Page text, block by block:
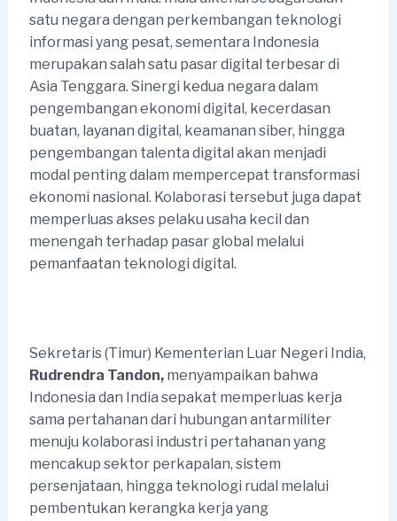
satu negara dengan perkembangan teknologi
informasi yang pesat, sementara Indonesia
merupakan salah satu pasar digital terbesar di
Asia Tenggara. Sinergi kedua negara dalam
pengembangan ekonomi digital, kecerdasan
buatan, layanan digital, keamanan siber, hingga
pengembangan talenta digital akan menjadi
modal penting dalam mempercepat transformasi
ekonomi nasional. Kolaborasi tersebut juga dapat
memperluas akses pelaku usaha kecil dan
menengah terhadap pasar global melalui
pemanfaatan teknologi digital.
Sekretaris (Timur) Kementerian Luar Negeri India,
Rudrendra Tandon,menyampaikan bahwa
Indonesia dan India sepakat memperluas kerja
sama pertahanan dari hubungan antarmiliter
menuju kolaborasi industri pertahanan yang
mencakup sektor perkapalan, sistem
persenjataan, hingga teknologi rudal melalui
pembentukan kerangka kerja yang